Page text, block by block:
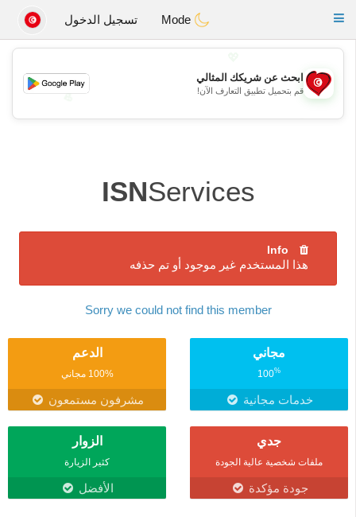
Tunisia Dating
Toggle
تسجيل الدخول
💖
💕
ابحث عن شريكك المثالي
قم بتحميل تطبيق التعارف الآن!
ISNServices
هذا المستخدم غير موجود أو تم حذفه
Sorry we could not find this member
مجاني
100%
خدمات مجانية
الدعم
100% مجاني
مشرفون مستمعون
جدي
ملفات شخصية عالية الجودة
جودة مؤكدة
الزوار
كثير الزيارة
الأفضل